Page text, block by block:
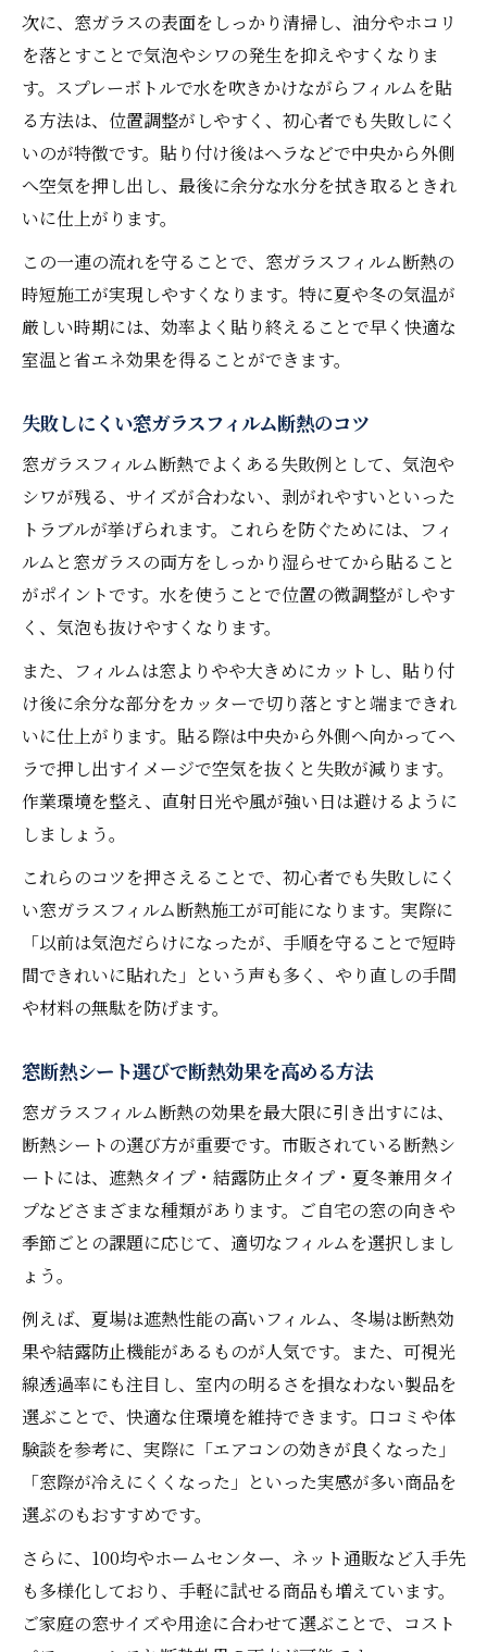
意点
窓ガラスフィルム断熱の効果と失敗回避策
窓ガラスフィルム断熱の遮熱・断熱効果を
解説
よくある失敗例と窓ガラスフィルム断熱の
対策
窓断熱シートの効果なしを回避する選び方
窓ガラスフィルム断熱で夏の暑さ対策を強
化
断熱フィルム施工時の注意ポイントまとめ
窓断熱シートのデメリットも徹底解説
窓ガラスフィルム断熱のデメリットを正直に
紹介
断熱シート窓デメリットと回避策を押さえ
る
窓断熱シート効果なしの理由と対処法
サッシ結露や熱割れに強い窓ガラスフィル
ム断熱
夏冬兼用フィルム選びの新常識
窓ガラスフィルム断熱で夏冬兼用を選ぶメ
リット
窓断熱シート夏冬兼用タイプの効果を比較
失敗しない夏冬兼用窓ガラスフィルム断熱
の選び方
窓ガラスフィルム断熱の省エネ性能を最大
化
DIYで簡単！夏冬兼用断熱シートの貼り方
DIYで窓ガラス断熱施工時間を短縮するコツ
法
窓ガラスフィルム断熱で効率的に施工する
方法
時短を叶える窓断熱シート選びのポイント
貼る前準備で分かる窓ガラスフィルム断熱
のコツ
め方
次に、窓ガラスの表面をしっかり清掃し、油分やホコリ
を落とすことで気泡やシワの発生を抑えやすくなりま
す。スプレーボトルで水を吹きかけながらフィルムを貼
る方法は、位置調整がしやすく、初心者でも失敗しにく
いのが特徴です。貼り付け後はヘラなどで中央から外側
へ空気を押し出し、最後に余分な水分を拭き取るときれ
いに仕上がります。
この一連の流れを守ることで、窓ガラスフィルム断熱の
時短施工が実現しやすくなります。特に夏や冬の気温が
厳しい時期には、効率よく貼り終えることで早く快適な
室温と省エネ効果を得ることができます。
失敗しにくい窓ガラスフィルム断熱のコツ
窓ガラスフィルム断熱でよくある失敗例として、気泡や
シワが残る、サイズが合わない、剥がれやすいといった
トラブルが挙げられます。これらを防ぐためには、フィ
ルムと窓ガラスの両方をしっかり湿らせてから貼ること
がポイントです。水を使うことで位置の微調整がしやす
く、気泡も抜けやすくなります。
また、フィルムは窓よりやや大きめにカットし、貼り付
け後に余分な部分をカッターで切り落とすと端まできれ
いに仕上がります。貼る際は中央から外側へ向かってヘ
ラで押し出すイメージで空気を抜くと失敗が減ります。
作業環境を整え、直射日光や風が強い日は避けるように
しましょう。
これらのコツを押さえることで、初心者でも失敗しにく
い窓ガラスフィルム断熱施工が可能になります。実際に
「以前は気泡だらけになったが、手順を守ることで短時
間できれいに貼れた」という声も多く、やり直しの手間
や材料の無駄を防げます。
窓断熱シート選びで断熱効果を高める方法
窓ガラスフィルム断熱の効果を最大限に引き出すには、
断熱シートの選び方が重要です。市販されている断熱シ
ートには、遮熱タイプ・結露防止タイプ・夏冬兼用タイ
プなどさまざまな種類があります。ご自宅の窓の向きや
季節ごとの課題に応じて、適切なフィルムを選択しまし
ょう。
例えば、夏場は遮熱性能の高いフィルム、冬場は断熱効
果や結露防止機能があるものが人気です。また、可視光
線透過率にも注目し、室内の明るさを損なわない製品を
選ぶことで、快適な住環境を維持できます。口コミや体
験談を参考に、実際に「エアコンの効きが良くなった」
「窓際が冷えにくくなった」といった実感が多い商品を
選ぶのもおすすめです。
さらに、100均やホームセンター、ネット通販など入手先
も多様化しており、手軽に試せる商品も増えています。
ご家庭の窓サイズや用途に合わせて選ぶことで、コスト